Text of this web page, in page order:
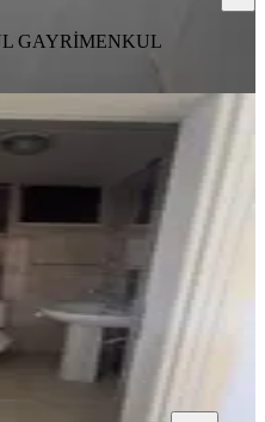
GAYRİMENKUL
Kiralık
Mahallesi
3. Kat 14.07.2026
Orhan Bedir